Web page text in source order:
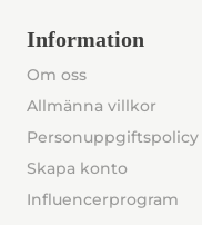
Information
Om oss
Allmänna villkor
Personuppgiftspolicy
Skapa konto
Influencerprogram